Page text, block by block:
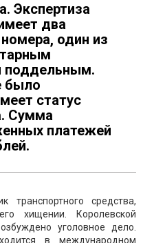
Экспертиза
два
один из
поддельным.
было
статус
Сумма
платежей
транспортного средства,
хищении. Королевской
уголовное дело.
в международном